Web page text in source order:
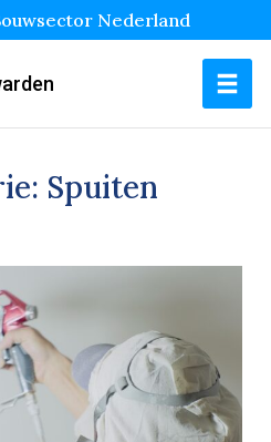
Nederland
Spuiten